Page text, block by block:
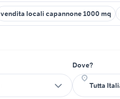
vendita locali capannone 1000 mq
Dove?